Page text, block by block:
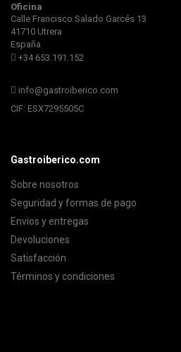
Oficina
Calle Francisco Salado Garcés 13
41710 Utrera
España
+34 653.191.152
info@gastroiberico.com
CIF: ESX7295505C
Gastroiberico.com
Sobre nosotros
Seguridad y formas de pago
Envios y entregas
Devoluciones
Satisfacción
Términos y condiciones